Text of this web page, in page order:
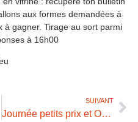
aux formes demandées à
à gagner. Tirage au sort parmi
à 16h00
SUIVANT
Journée petits prix et Opé 40€=60€